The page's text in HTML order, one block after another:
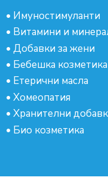
• Имуностимуланти
• Витамини и
• Добавки за жени
• Бебешка козметика
• Етерични масла
• Хомеопатия
• Хранителни
• Био козметика